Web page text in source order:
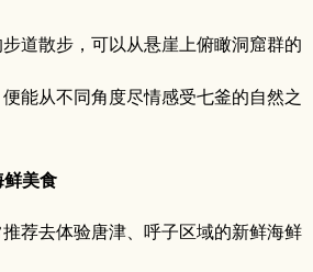
道散步，可以从悬崖上俯瞰洞窟群的
能从不同角度尽情感受七釜的自然之
美食
荐去体验唐津、呼子区域的新鲜海鲜